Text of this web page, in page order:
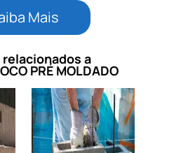
Mais
a
PRÉ MOLDADO